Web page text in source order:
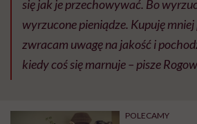
się jak je przechowywać. Bo
wyrzucone pieniądze. Kupuję
zwracam uwagę na jakość i
kiedy coś się marnuje – pisze
POLECAMY